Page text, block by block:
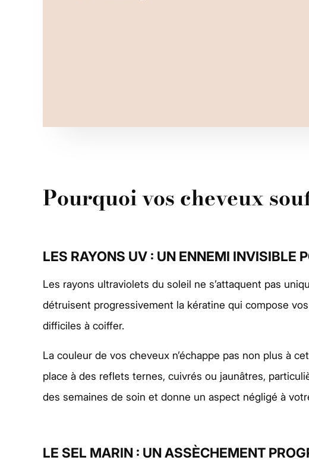
Pourquoi vos cheveux
LES RAYONS UV : UN ENNEMI INVISIBLE
Les rayons ultraviolets du soleil ne s’attaquent pas
détruisent progressivement la kératine qui compose
difficiles à coiffer.
La couleur de vos cheveux n’échappe pas non plus à
place à des reflets ternes, cuivrés ou jaunâtres,
des semaines de soin et donne un aspect négligé à
LE SEL MARIN : UN ASSÈCHEMENT